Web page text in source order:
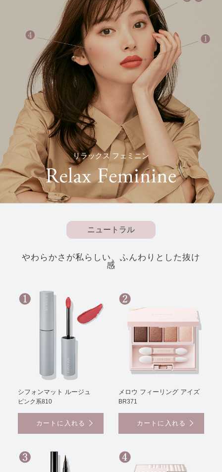
リラックス フェミニン
ニュートラル
やわらかさが私らしい、ふんわりとした抜け
感
シフォンマット ルージュ
ピンク系810
カートに入れる
メロウ フィーリング アイズ
BR371
カートに入れる